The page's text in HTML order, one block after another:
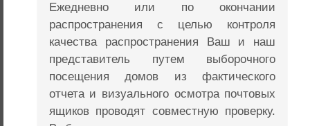
Ежедневно или по окончании
распространения с целью контроля
качества распространения Ваш и наш
представитель путем выборочного
посещения домов из фактического
отчета и визуального осмотра почтовых
ящиков проводят совместную проверку.